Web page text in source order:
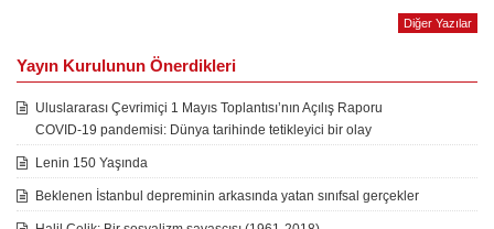
Diğer Yazılar
Yayın Kurulunun Önerdikleri
Uluslararası Çevrimiçi 1 Mayıs Toplantısı’nın Açılış Raporu
COVID-19 pandemisi: Dünya tarihinde tetikleyici bir olay
Lenin 150 Yaşında
Beklenen İstanbul depreminin arkasında yatan sınıfsal gerçekler